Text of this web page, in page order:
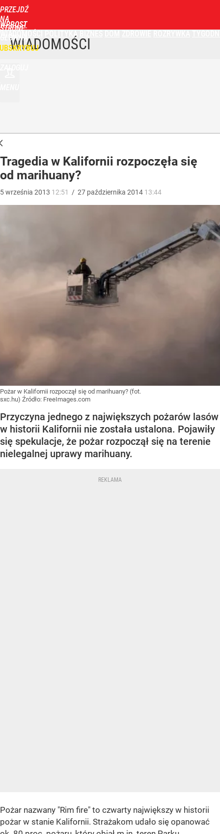
PRZEJDŹ
NA
STRONĘ
GŁÓWNĄ
WPROST
POLITYKA
WIADOMOŚCI
Tragedia w Kalifornii rozpoczęła się
od marihuany?
5września 2013 12:51 / 27 października 2014 13:44
Pożar w Kalifornii rozpoczął się od marihuany? (fot.
sxc.hu) Źródło: FreeImages.com
Przyczyna jednego z największych pożarów lasów
w historii Kalifornii nie została ustalona. Pojawiły
się spekulacje, że pożar rozpoczął się na terenie
nielegalnej uprawy marihuany.
Pożar nazwany "Rim fire" to czwarty największy w historii
pożar w stanie Kalifornii. Strażakom udało się opanować